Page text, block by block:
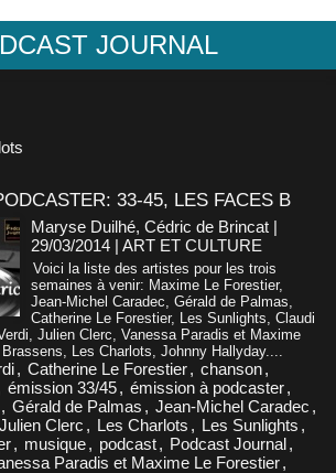
JOURNAL
33-45, LES FACES B
Maryse Duilhé, Cédric de Brincat |
29/03/2014 | ART ET CULTURE
Voici la liste des artistes pour les trois
semaines à venir: Maxime Le Forestier,
Jean-Michel Caradec, Gérald de Palmas,
Catherine Le Forestier, Les Sunlights, Claudi
Julien Clerc, Vanessa Paradis et Maxime
Les Charlots, Johnny Hallyday....
, Catherine Le Forestier, chanson,
émission 33/45, émission à podcaster,
, Gérald de Palmas , Jean-Michel Caradec ,
Julien Clerc , Les Charlots , Les Sunlights ,
, musique, podcast, Podcast Journal,
Paradis et Maxime Le Forestier,